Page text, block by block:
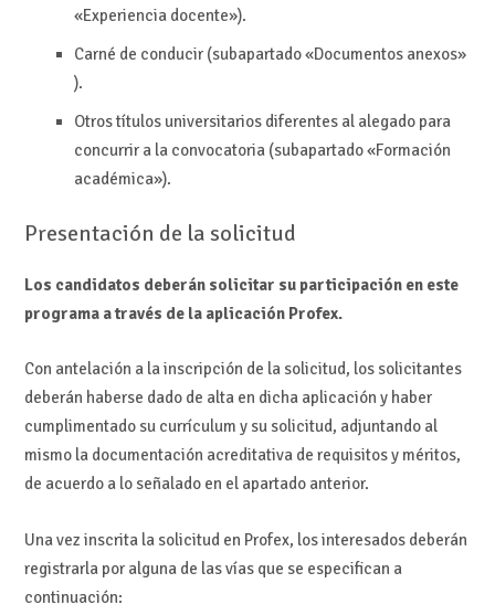
«Experiencia docente»).
Carné de conducir (subapartado «Documentos anexos»
).
Otros títulos universitarios diferentes al alegado para
concurrir a la convocatoria (subapartado «Formación
académica»).
Presentación de la solicitud
Los candidatos deberán solicitar su participación en este
programa a través de la aplicación Profex.
Con antelación a la inscripción de la solicitud, los solicitantes
deberán haberse dado de alta en dicha aplicación y haber
cumplimentado su currículum y su solicitud, adjuntando al
mismo la documentación acreditativa de requisitos y méritos,
de acuerdo a lo señalado en el apartado anterior.
Una vez inscrita la solicitud en Profex, los interesados deberán
registrarla por alguna de las vías que se especifican a
continuación: